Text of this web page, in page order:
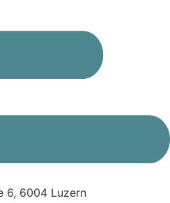
6, 6004 Luzern